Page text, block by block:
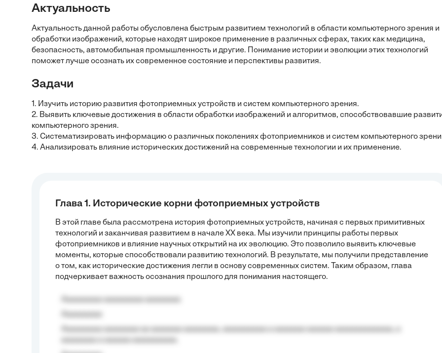
Актуальность
Актуальность данной работы обусловлена быстрым развитием технологий в области компьютерного зрения и
обработки изображений, которые находят широкое применение в различных сферах, таких как медицина,
безопасность, автомобильная промышленность и другие. Понимание истории и эволюции этих технологий
поможет лучше осознать их современное состояние и перспективы развития.
Задачи
1. Изучить историю развития фотоприемных устройств и систем компьютерного зрения.
2. Выявить ключевые достижения в области обработки изображений и алгоритмов, способствовавшие
компьютерного зрения.
3. Систематизировать информацию о различных поколениях фотоприемников и систем компьютерного
4. Анализировать влияние исторических достижений на современные технологии и их применение.
Глава 1. Исторические корни фотоприемных устройств
В этой главе была рассмотрена история фотоприемных устройств, начиная с первых примитивных
технологий и заканчивая развитием в начале XX века. Мы изучили принципы работы первых
фотоприемников и влияние научных открытий на их эволюцию. Это позволило выявить ключевые
моменты, которые способствовали развитию технологий. В результате, мы получили представление
о том, как исторические достижения легли в основу современных систем. Таким образом, глава
подчеркивает важность осознания прошлого для понимания настоящего.